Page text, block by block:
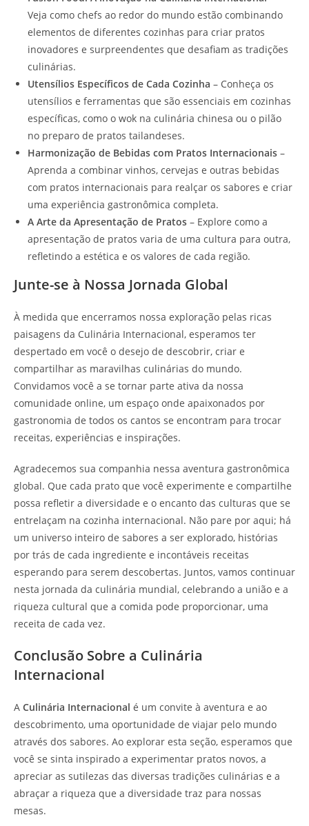
Veja como chefs ao redor do mundo estão combinando
elementos de diferentes cozinhas para criar pratos
inovadores e surpreendentes que desafiam as tradições
culinárias.
Utensílios Específicos de Cada Cozinha – Conheça os
utensílios e ferramentas que são essenciais em cozinhas
específicas, como o wok na culinária chinesa ou o pilão
no preparo de pratos tailandeses.
Harmonização de Bebidas com Pratos Internacionais –
Aprenda a combinar vinhos, cervejas e outras bebidas
com pratos internacionais para realçar os sabores e criar
uma experiência gastronômica completa.
A Arte da Apresentação de Pratos – Explore como a
apresentação de pratos varia de uma cultura para outra,
refletindo a estética e os valores de cada região.
Junte-se à Nossa Jornada Global
À medida que encerramos nossa exploração pelas ricas
paisagens da Culinária Internacional, esperamos ter
despertado em você o desejo de descobrir, criar e
compartilhar as maravilhas culinárias do mundo.
Convidamos você a se tornar parte ativa da nossa
comunidade online, um espaço onde apaixonados por
gastronomia de todos os cantos se encontram para trocar
receitas, experiências e inspirações.
Agradecemos sua companhia nessa aventura gastronômica
global. Que cada prato que você experimente e compartilhe
possa refletir a diversidade e o encanto das culturas que se
entrelaçam na cozinha internacional. Não pare por aqui; há
um universo inteiro de sabores a ser explorado, histórias
por trás de cada ingrediente e incontáveis receitas
esperando para serem descobertas. Juntos, vamos continuar
nesta jornada da culinária mundial, celebrando a união e a
riqueza cultural que a comida pode proporcionar, uma
receita de cada vez.
Conclusão Sobre a Culinária
Internacional
A Culinária Internacional é um convite à aventura e ao
descobrimento, uma oportunidade de viajar pelo mundo
através dos sabores. Ao explorar esta seção, esperamos que
você se sinta inspirado a experimentar pratos novos, a
apreciar as sutilezas das diversas tradições culinárias e a
abraçar a riqueza que a diversidade traz para nossas
mesas.